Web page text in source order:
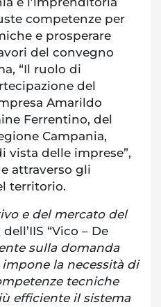
competenze per
e prosperare
del convegno
“Il ruolo di
del
Amarildo
Ferrentino, del
Campania,
vista delle imprese”,
attraverso gli
territorio.
e del mercato del
“Vico – De
sulla domanda
la necessità di
tecniche
efficiente il sistema